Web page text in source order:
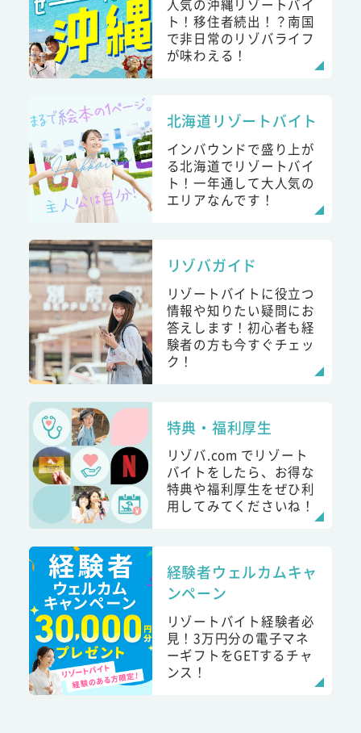
人気の沖縄リゾートバイ
ト！移住者続出！？南国
で非日常のリゾバライフ
が味わえる！
北海道リゾートバイト
インバウンドで盛り上が
る北海道でリゾートバイ
ト！一年通して大人気の
エリアなんです！
リゾバガイド
リゾートバイトに役立つ
情報や知りたい疑問にお
答えします！初心者も経
験者の方も今すぐチェッ
ク！
特典・福利厚生
リゾバ.com でリゾート
バイトをしたら、お得な
特典や福利厚生をぜひ利
用してみてくださいね！
経験者ウェルカムキャ
ンペーン
リゾートバイト経験者必
見！3万円分の電子マネ
ーギフトをGETするチャ
ンス！